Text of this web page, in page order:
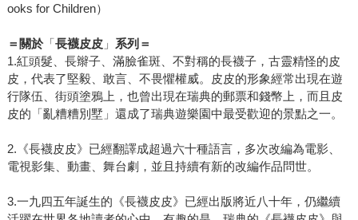
ooks for Children）
＝關於「長襪皮皮」 系列＝
1.紅頭髮、長辮子、滿臉雀斑、不對稱的長襪子，古靈精怪的皮
皮，代表了堅毅、敢言、不畏懼權威。皮皮的形象經常出現在遊
行隊伍、街頭塗鴉上，也曾出現在瑞典的郵票和錢幣上，而且皮
皮的「亂糟糟別墅」還成了瑞典遊樂園中最受歡迎的景點之一。
2.《長襪皮皮》已經翻譯成超過六十種語言，多次改編為電影、
電視影集、動畫、舞台劇，並且持續有新的改編作品問世。
3.一九四五年誕生的《長襪皮皮》已經出版將近八十年，仍繼續